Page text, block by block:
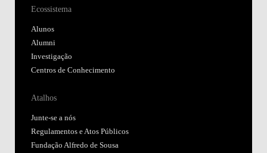
Ecossistema
Alunos
Alumni
Investigação
Centros de Conhecimento
Atalhos
Junte-se a nós
Regulamentos e Atos Públicos
Fundação Alfredo de Sousa